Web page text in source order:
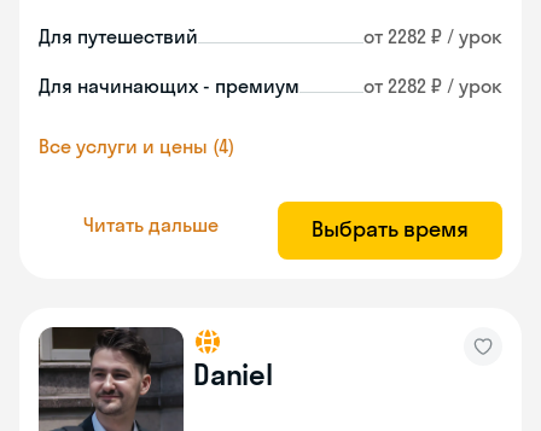
Для путешествий от 2282 ₽ / урок
Для начинающих - премиум от 2282 ₽ / урок
Все услуги и цены (4)
Читать дальше Выбрать время
Daniel